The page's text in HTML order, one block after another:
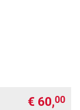
€ 60,00